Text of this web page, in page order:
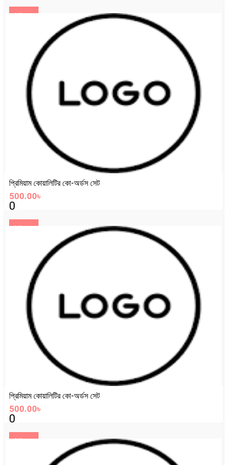
View
প্রিমিয়াম কোয়ালিটির কো-অর্ডস সেট
500.00৳
0
View
প্রিমিয়াম কোয়ালিটির কো-অর্ডস সেট
500.00৳
0
View